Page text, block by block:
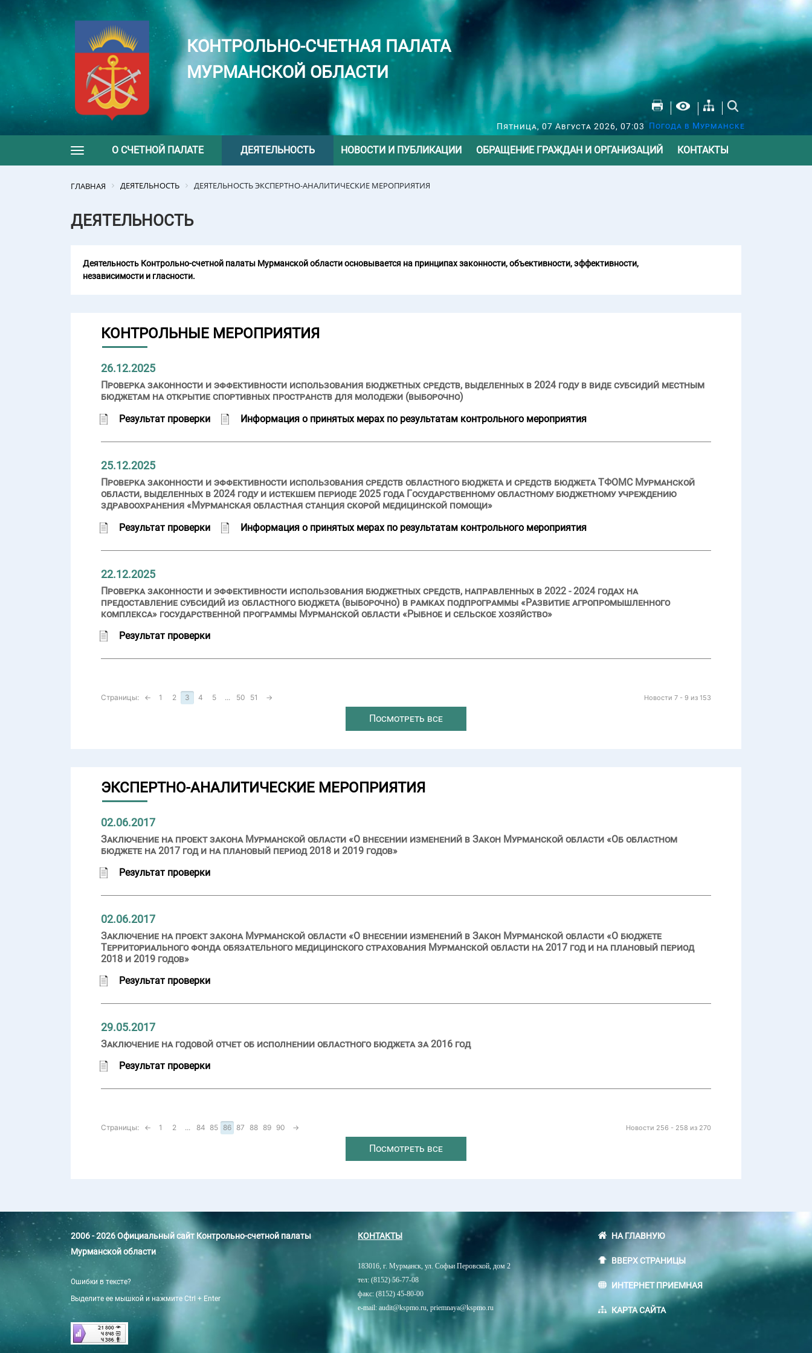
КОНТРОЛЬНО-СЧЕТНАЯ ПАЛАТА
МУРМАНСКОЙ ОБЛАСТИ
Пятница, 07 Августа 2026, 07:03 Погода в Мурманске
Toggle navigation
О СЧЕТНОЙ ПАЛАТЕ ДЕЯТЕЛЬНОСТЬ НОВОСТИ И ПУБЛИКАЦИИ ОБРАЩЕНИЕ ГРАЖДАН И ОРГАНИЗАЦИЙ КОНТАКТЫ
ГЛАВНАЯ ДЕЯТЕЛЬНОСТЬ ДЕЯТЕЛЬНОСТЬ ЭКСПЕРТНО-АНАЛИТИЧЕСКИЕ МЕРОПРИЯТИЯ
ДЕЯТЕЛЬНОСТЬ
Деятельность Контрольно-счетной палаты Мурманской области основывается на принципах законности, объективности, эффективности,
независимости и гласности.
КОНТРОЛЬНЫЕ МЕРОПРИЯТИЯ
26.12.2025
Проверка законности и эффективности использования бюджетных средств, выделенных в 2024 году в виде субсидий местным
бюджетам на открытие спортивных пространств для молодежи (выборочно)
Результат проверки
Информация о принятых мерах по результатам контрольного мероприятия
25.12.2025
Проверка законности и эффективности использования средств областного бюджета и средств бюджета ТФОМС Мурманской
области, выделенных в 2024 году и истекшем периоде 2025 года Государственному областному бюджетному учреждению
здравоохранения «Мурманская областная станция скорой медицинской помощи»
Результат проверки
Информация о принятых мерах по результатам контрольного мероприятия
22.12.2025
Проверка законности и эффективности использования бюджетных средств, направленных в 2022 - 2024 годах на
предоставление субсидий из областного бюджета (выборочно) в рамках подпрограммы «Развитие агропромышленного
комплекса» государственной программы Мурманской области «Рыбное и сельское хозяйство»
Результат проверки
Новости 7 - 9 из 153
Страницы: ← 1 2 3 4 5 ... 50 51 →
Посмотреть все
ЭКСПЕРТНО-АНАЛИТИЧЕСКИЕ МЕРОПРИЯТИЯ
02.06.2017
Заключение на проект закона Мурманской области «О внесении изменений в Закон Мурманской области «Об областном
бюджете на 2017 год и на плановый период 2018 и 2019 годов»
Результат проверки
02.06.2017
Заключение на проект закона Мурманской области «О внесении изменений в Закон Мурманской области «О бюджете
Территориального фонда обязательного медицинского страхования Мурманской области на 2017 год и на плановый период
2018 и 2019 годов»
Результат проверки
29.05.2017
Заключение на годовой отчет об исполнении областного бюджета за 2016 год
Результат проверки
Новости 256 - 258 из 270
Страницы: ← 1 2 ... 84 85 86 87 88 89 90 →
Посмотреть все
2006 - 2026 Официальный сайт Контрольно-счетной палаты
Мурманской области
Ошибки в тексте?
Выделите ее мышкой и нажмите Ctrl + Enter
КОНТАКТЫ
183016, г. Мурманск, ул. Софьи Перовской, дом 2
тел: (8152) 56-77-08
факс: (8152) 45-80-00
e-mail: audit@kspmo.ru, priemnaya@kspmo.ru
НА ГЛАВНУЮ
ВВЕРХ СТРАНИЦЫ
ИНТЕРНЕТ ПРИЕМНАЯ
КАРТА САЙТА